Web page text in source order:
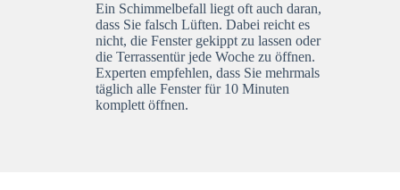
Ein Schimmelbefall liegt oft auch daran,
dass Sie falsch Lüften. Dabei reicht es
nicht, die Fenster gekippt zu lassen oder
die Terrassentür jede Woche zu öffnen.
Experten empfehlen, dass Sie mehrmals
täglich alle Fenster für 10 Minuten
komplett öffnen.